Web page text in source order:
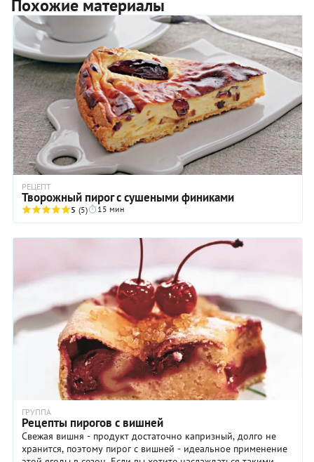
Похожие материалы
РЕЦЕПТ
Творожный пирог с сушеными финиками
5 (5) 15 мин
ГРУППА
Рецепты пирогов с вишней
Свежая вишня - продукт достаточно капризный, долго не
хранится, поэтому пирог с вишней - идеальное применение